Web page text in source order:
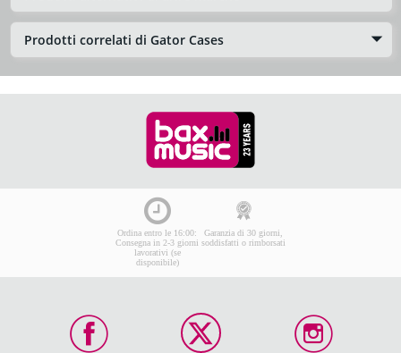
Prodotti correlati di Gator Cases
Ordina entro le 16:00:
Consegna in 2-3 giorni
lavorativi (se
disponibile)
Garanzia di 30 giorni,
soddisfatti o rimborsati